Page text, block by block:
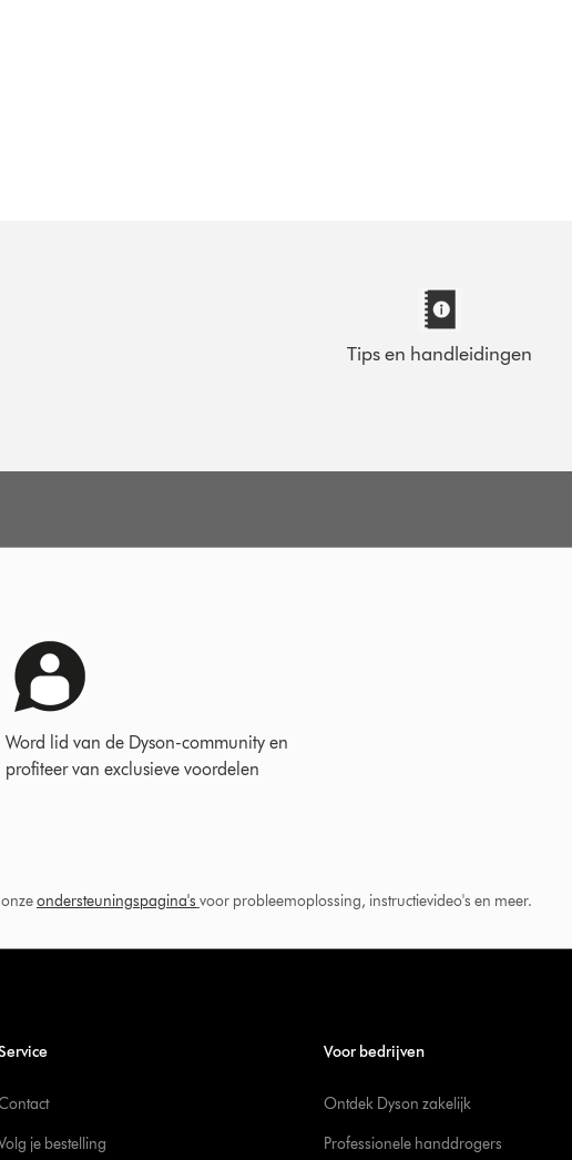
Tips en handleidingen
Word lid van de Dyson-community en
profiteer van exclusieve voordelen
ondersteuningspagina's voor probleemoplossing, instructievideo's en meer.
je bestelling
Voor bedrijven
Ontdek Dyson zakelijk
Professionele handdrogers